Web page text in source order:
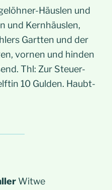
Häuslen und
und Kernhäuslen,
Gartten und der
vornen und hinden
Thl: Zur Steuer-
10 Gulden. Haubt-
Witwe